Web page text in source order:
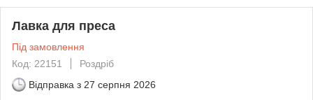
Лавка для преса
Під замовлення
Код: 22151
Роздріб
Відправка з 27 серпня 2026